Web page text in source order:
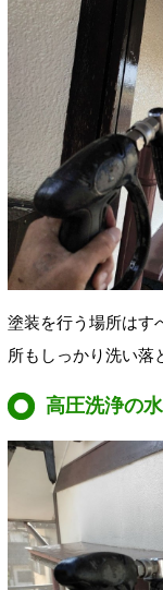
塗装を行う場所はす
所もしっかり洗い落
高圧洗浄の